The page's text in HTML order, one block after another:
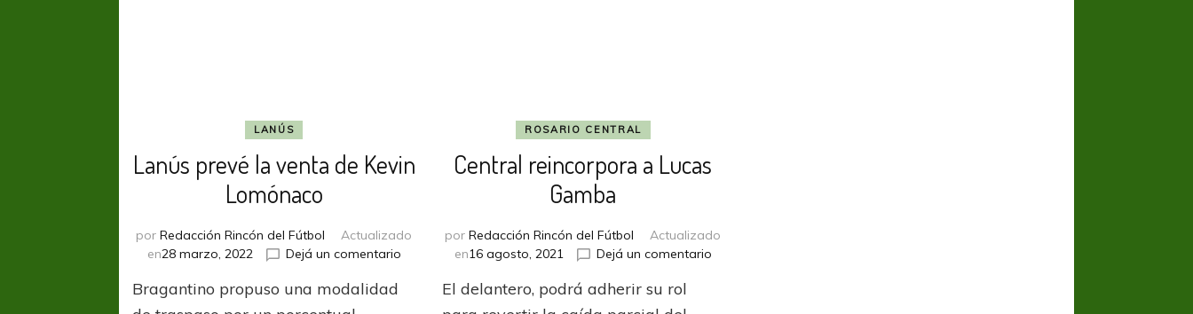
LANÚS
Lanús prevé la venta de Kevin
Lomónaco
porRedacción Rincón del Fútbol
Actualizado
en28 marzo, 2022 Dejá un comentarioen
Bragantino propuso una modalidad
ROSARIO CENTRAL
Central reincorpora a Lucas
Gamba
porRedacción Rincón del Fútbol
Actualizado
en16 agosto, 2021 Dejá un comentarioen
El delantero, podrá adherir su rol